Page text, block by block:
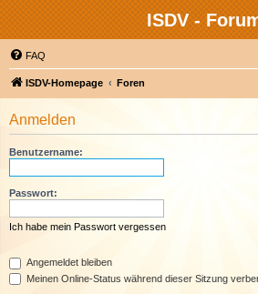
ISDV -
FAQ
ISDV-Homepage Foren
Anmelden
Benutzername:
Passwort:
Ich habe mein Passwort vergessen
Angemeldet bleiben
Meinen Online-Status während dieser Sitzung